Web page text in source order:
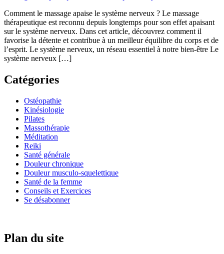
Comment le massage apaise le système nerveux ? Le massage
thérapeutique est reconnu depuis longtemps pour son effet apaisant
sur le système nerveux. Dans cet article, découvrez comment il
favorise la détente et contribue à un meilleur équilibre du corps et de
l’esprit. Le système nerveux, un réseau essentiel à notre bien-être Le
système nerveux […]
Catégories
Ostéopathie
Kinésiologie
Pilates
Massothérapie
Méditation
Reiki
Santé générale
Douleur chronique
Douleur musculo-squelettique
Santé de la femme
Conseils et Exercices
Se désabonner
Plan du site